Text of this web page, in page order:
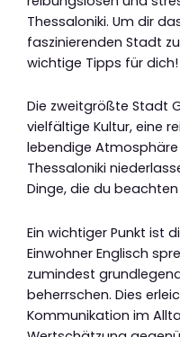
Thessaloniki. Um dir
faszinierenden Stadt
wichtige Tipps für dich!
Die zweitgrößte Stadt
vielfältige Kultur, eine
lebendige Atmosphäre
Thessaloniki
Dinge, die du
Ein wichtiger Punkt ist
Einwohner Englisch
zumindest
beherrschen. Dies
Kommunikation im